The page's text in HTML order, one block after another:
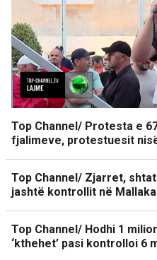
Top Channel/ Protesta e
fjalimeve, protestuesit
Top Channel/ Zjarret,
jashtë kontrollit në
Top Channel/ Hodhi 1
‘kthehet’ pasi kontrolloi 6